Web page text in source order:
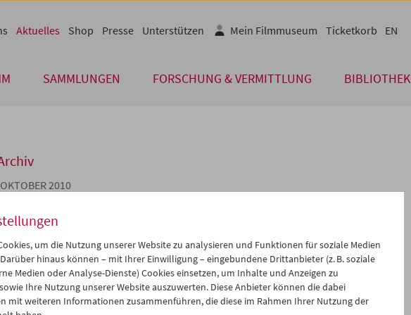
SAMMLUNGEN FORSCHUNG & VERMITTLUNG BIBLIOTHEK
Aktuelles Shop Presse Unterstützen Mein Filmmuseum Ticketkorb EN
2010
Film stills aus der Sammlung des
Filmmuseums (Galerie Wolfrum)
pointierten Auswahl von Porträt-, Szenen- und Produktions­fotos, die nicht nur
Fotografen wie Clarence Sinclair Bull, Ruth Harriet Louise, Raymond
oder des Wiener Ateliers Manassé beinhaltet, sondern auch Bilder von anonymen
wird das Stilmittel Schatten in der Filmauswertungsfotografie dargestellt.
um die Nutzung unserer Website zu analysieren und Funktionen für soziale Medien
hinaus können – mit Ihrer Einwilligung – eingebundene Drittanbieter (z. B. soziale
Medien oder Analyse-Dienste) Cookies einsetzen, um Inhalte und Anzeigen zu
Ihre Nutzung unserer Website auszuwerten. Diese Anbieter können die dabei
mit weiteren Informationen zusammenführen, die diese im Rahmen Ihrer Nutzung der